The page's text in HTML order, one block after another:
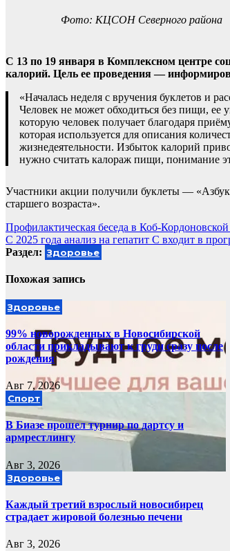
Фото: КЦСОН Северного района
С 13 по 19 января в Комплексном центре
калорий. Цель ее проведения —
«Началась неделя с вручения буклетов и
Человек не может обходиться без пищи, ее
которую человек получает благодаря
которая используется для описания
жизнедеятельности. Избыток калорий
нужно считать калораж пищи, понимание
Участники акции получили буклеты —
старшего возраста».
Навигация
по
Профилактическая беседа в Коб-
С 2025 года анализ на гепатит С входит в
Раздел: Здоровье
Похожая запись
Здоровье
99% новорожденных в Новосибирской
области прикладывают к груди сразу после
рождения
Авг 7, 2026
Спорт
В Биазе прошел турнир по дартсу и
армрестлингу
Авг 3, 2026
Здоровье
Каждый третий взрослый новосибирец
страдает жировой болезнью печени
Авг 3, 2026